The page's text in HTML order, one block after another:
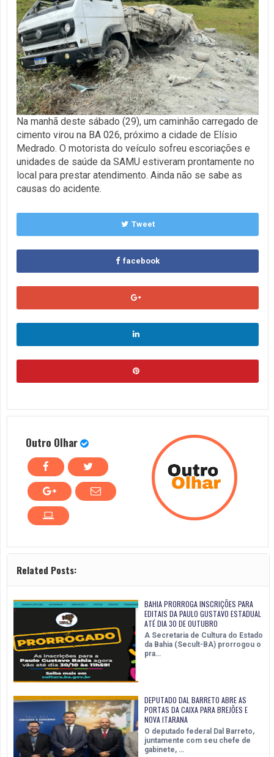
Na manhã deste sábado (29), um caminhão carregado de
cimento virou na BA 026, próximo a cidade de Elísio
Medrado. O motorista do veículo sofreu escoriações e
unidades de saúde da SAMU estiveram prontamente no
local para prestar atendimento. Ainda não se sabe as
causas do acidente.
Tweet
facebook
Outro Olhar
Related Posts:
BAHIA PRORROGA INSCRIÇÕES PARA
EDITAIS DA PAULO GUSTAVO ESTADUAL
ATÉ DIA 30 DE OUTUBRO
A Secretaria de Cultura do Estado
da Bahia (Secult-BA) prorrogou o
pra…
DEPUTADO DAL BARRETO ABRE AS
PORTAS DA CAIXA PARA BREJÕES E
NOVA ITARANA
O deputado federal Dal Barreto,
juntamente com seu chefe de
gabinete, …